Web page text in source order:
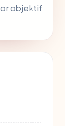
objektif